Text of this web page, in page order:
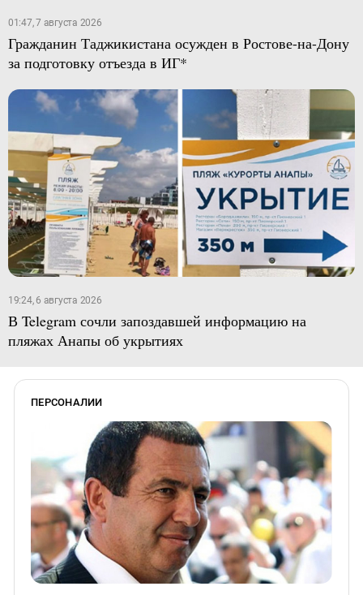
01:47, 7 августа 2026
Гражданин Таджикистана осужден в Ростове-на-Дону
за подготовку отъезда в ИГ*
19:24, 6 августа 2026
В Telegram сочли запоздавшей информацию на
пляжах Анапы об укрытиях
ПЕРСОНАЛИИ